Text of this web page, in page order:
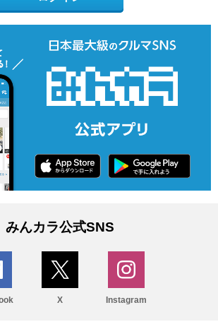
みんカラ公式SNS
X Instagram